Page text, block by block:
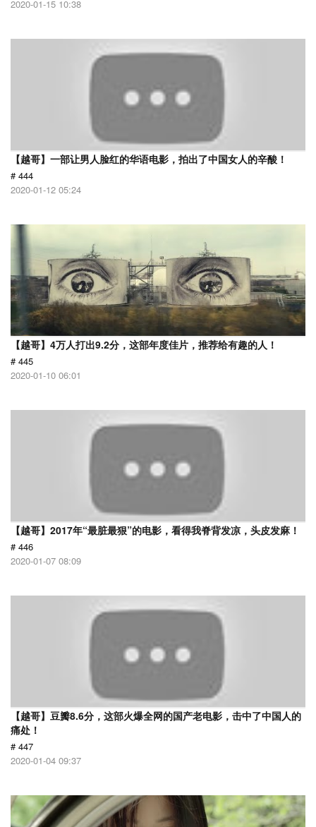
2020-01-15 10:38
【越哥】一部让男人脸红的华语电影，拍出了中国女人的辛酸！
# 444
2020-01-12 05:24
【越哥】4万人打出9.2分，这部年度佳片，推荐给有趣的人！
# 445
2020-01-10 06:01
【越哥】2017年“最脏最狠”的电影，看得我脊背发凉，头皮发麻！
# 446
2020-01-07 08:09
【越哥】豆瓣8.6分，这部火爆全网的国产老电影，击中了中国人的
痛处！
# 447
2020-01-04 09:37